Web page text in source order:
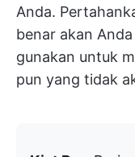
Anda.
benar akan
gunakan untuk
pun yang tidak